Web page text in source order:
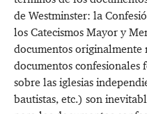
de Westminster: la
los Catecismos Mayor y
documentos
documentos confesionales
sobre las iglesias
bautistas, etc.) son